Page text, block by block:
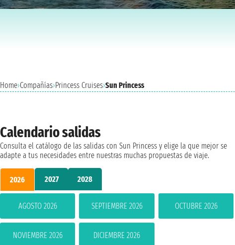
Home›Compañías›Princess Cruises›Sun Princess
Calendario salidas
Consulta el catálogo de las salidas con Sun Princess y elige la que mejor se
adapte a tus necesidades entre nuestras muchas propuestas de viaje.
2026 2027 2028
AGOSTO 2026 SEPTIEMBRE 2026 OCTUBRE 2026
NOVIEMBRE 2026 DICIEMBRE 2026